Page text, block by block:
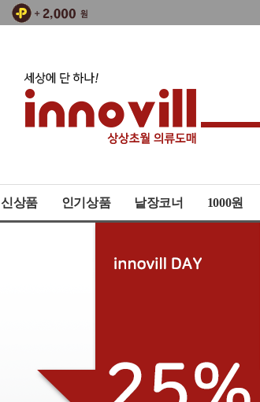
신상품 인기상품 낱장코너 1000원